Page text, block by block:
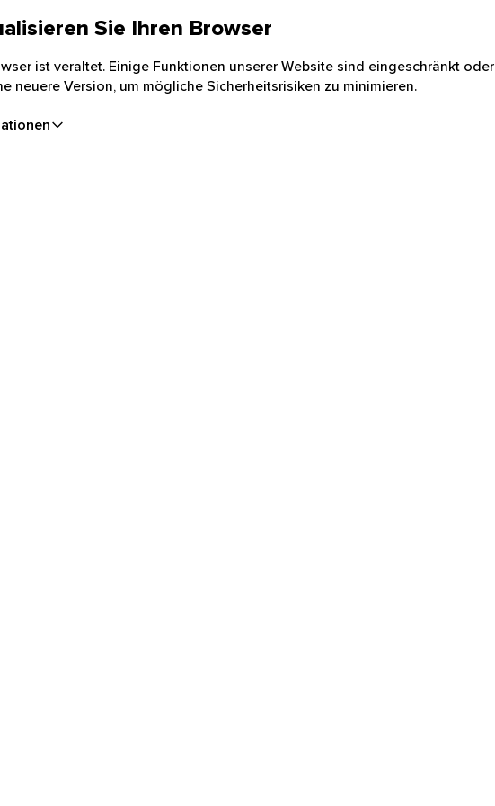
Sie Ihren Browser
ist veraltet. Einige Funktionen unserer Website sind eingeschränkt
neuere Version, um mögliche Sicherheitsrisiken zu minimieren.